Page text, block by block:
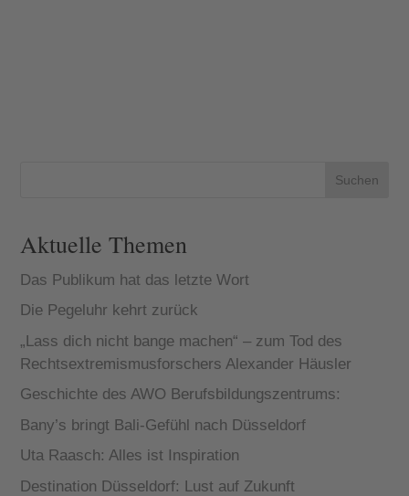
Suchen
Aktuelle Themen
Das Publikum hat das letzte Wort
Die Pegeluhr kehrt zurück
„Lass dich nicht bange machen“ – zum Tod des
Rechtsextremismusforschers Alexander Häusler
Geschichte des AWO Berufsbildungszentrums:
Bany’s bringt Bali-Gefühl nach Düsseldorf
Uta Raasch: Alles ist Inspiration
Destination Düsseldorf: Lust auf Zukunft